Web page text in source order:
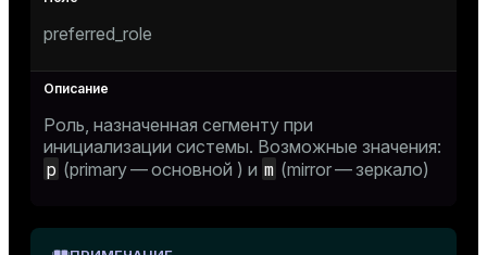
preferred_role
Роль, назначенная сегменту при
инициализации системы. Возможные значения:
p (primary — основной ) и m (mirror — зеркало)